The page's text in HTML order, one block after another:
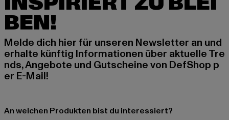
BEN!
Melde dich hier für unseren Newsletter an und
erhalte künftig Informationen über aktuelle Tre
nds, Angebote und Gutscheine von DefShop p
er E-Mail!
An welchen Produkten bist du interessiert?